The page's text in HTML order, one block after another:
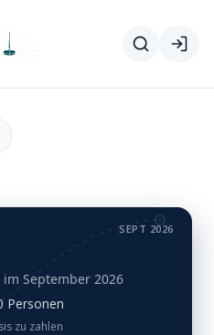
SEPT 2026
im September 2026
Personen
zu zahlen